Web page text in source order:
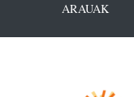
ARAUAK